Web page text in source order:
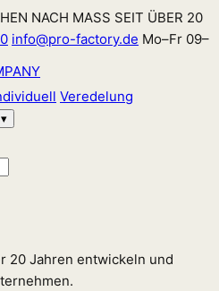
NACH MASS SEIT ÜBER 20
info@pro-factory.de Mo–Fr 09–
Veredelung
▾
20 Jahren entwickeln und